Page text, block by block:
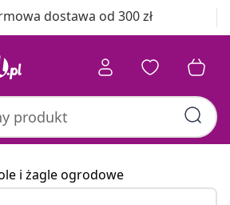
Darmowa dostawa od 300 zł
i żagle ogrodowe